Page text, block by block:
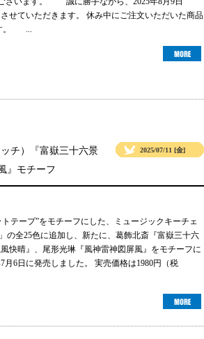
せていただきます。 休み中にご注文いただいた商品
す。 ...
チ）『富嶽三十六景
』モチーフ
2025/07/11 [金]
テープ”をモチーフにした、ミュージックキーチェ
の全25色に追加し、新たに、葛飾北斎『富嶽三十六
快晴』、尾形光琳『風神雷神図屏風』をモチーフに
6日に発売しました。 実売価格は1980円（税